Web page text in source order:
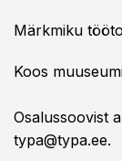
Märkmiku
Koos
Osalussoovist
typa@typa.ee.